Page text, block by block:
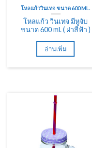
โหลแก้ววินเทจ ขนาด 600 ML.
โหลแก้ว วินเทจ มีหูจับ
ขนาด 600 ml. ( ฝาสีฟ้า )
อ่านเพิ่ม